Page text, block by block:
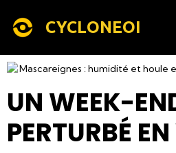
CYCLONEOI
UN WEEK-
PERTURBÉ